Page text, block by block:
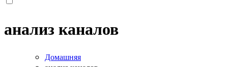
анализ каналов
Домашняя